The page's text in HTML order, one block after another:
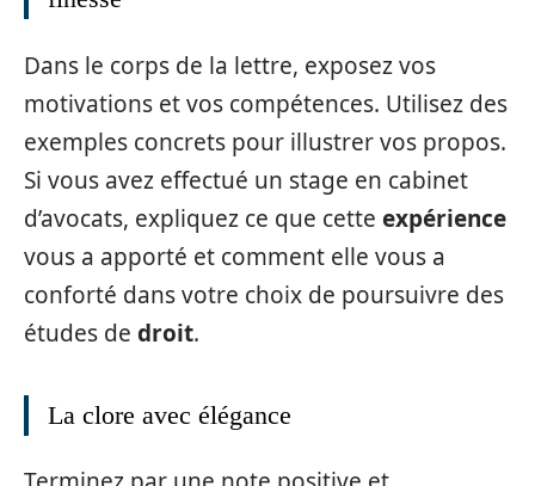
Dans le corps de la lettre, exposez vos
motivations et vos compétences. Utilisez des
exemples concrets pour illustrer vos propos.
Si vous avez effectué un stage en cabinet
d’avocats, expliquez ce que cette expérience
vous a apporté et comment elle vous a
conforté dans votre choix de poursuivre des
études de droit.
La clore avec élégance